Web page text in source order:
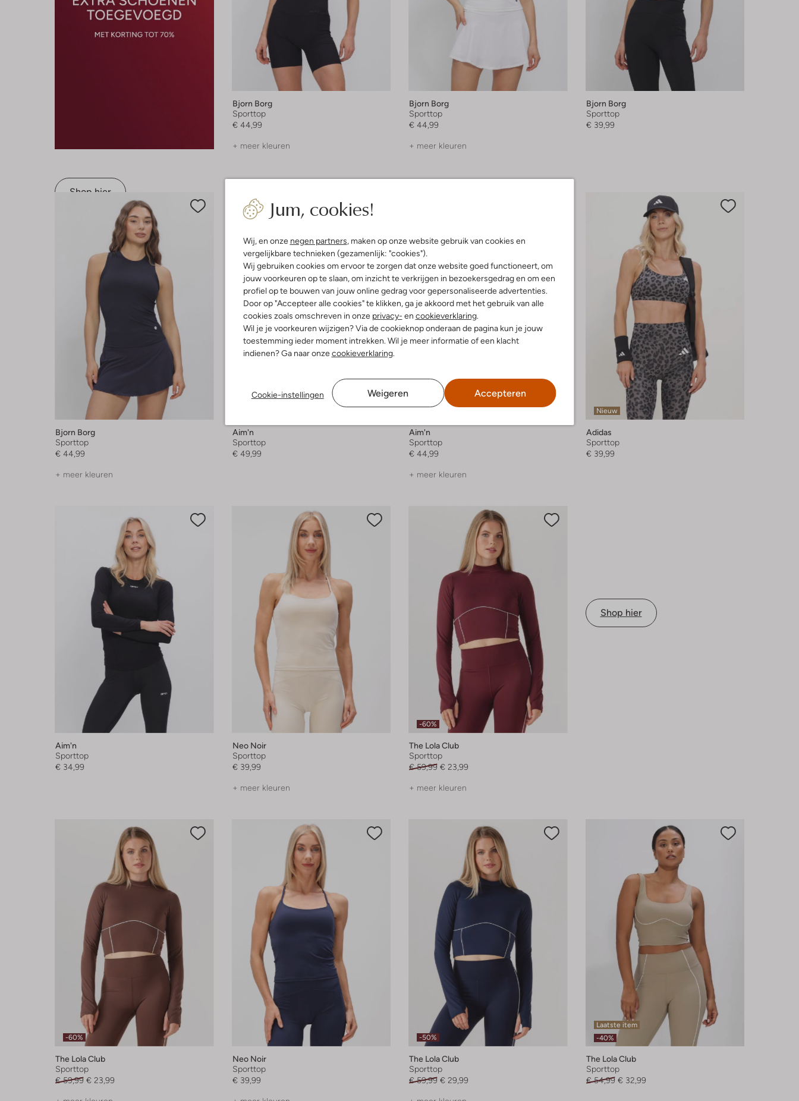
Jum, cookies!
Wij, en onze negen partners, maken op onze website gebruik van cookies en
vergelijkbare technieken (gezamenlijk: "cookies").
Wij gebruiken cookies om ervoor te zorgen dat onze website goed functioneert, om
jouw voorkeuren op te slaan, om inzicht te verkrijgen in bezoekersgedrag en om een
profiel op te bouwen van jouw online gedrag voor gepersonaliseerde advertenties.
Door op "Accepteer alle cookies" te klikken, ga je akkoord met het gebruik van alle
cookies zoals omschreven in onze privacy- en cookieverklaring.
Wil je je voorkeuren wijzigen? Via de cookieknop onderaan de pagina kun je jouw
toestemming ieder moment intrekken. Wil je meer informatie of een klacht
indienen? Ga naar onzecookieverklaring.
Cookie-instellingen Weigeren Accepteren
Shop hier
Bjorn Borg
Sporttop
€ 44,99
+ meer kleuren
Bjorn Borg
Sporttop
€ 44,99
+ meer kleuren
Bjorn Borg
Sporttop
€ 39,99
Bjorn Borg
Sporttop
€ 44,99
+ meer kleuren
Aim'n
Sporttop
€ 49,99
Aim'n
Sporttop
€ 44,99
+ meer kleuren
Nieuw
Adidas
Sporttop
€ 39,99
Aim'n
Sporttop
€ 34,99
Neo Noir
Sporttop
€ 39,99
+ meer kleuren
-60%
The Lola Club
Sporttop
€ 59,99 € 23,99
+ meer kleuren
Shop hier
-60%
The Lola Club
Sporttop
€ 59,99 € 23,99
Neo Noir
Sporttop
€ 39,99
-50%
The Lola Club
Sporttop
€ 59,99 € 29,99
Laatste item
-40%
The Lola Club
Sporttop
€ 54,99 € 32,99